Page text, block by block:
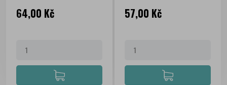
Cena
64,00 Kč Cena
57,00 Kč